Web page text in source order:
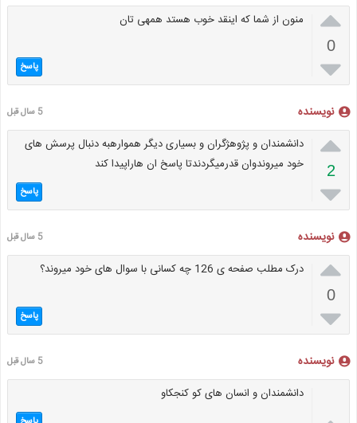

0

منون از شما که اینقد خوب هستد همهی تان
پاسخ
نویسنده 5 سال قبل

2

دانشمندان و پژوهژگران و بسیاری دیگر هموارهبه دنبال پرسش های
خود میروندوان قدرمیگردندتا پاسخ ان هاراپیدا کند
پاسخ
نویسنده 5 سال قبل

0

درک مطلب صفحه ی 126 چه کسانی با سوال های خود میروند؟
پاسخ
نویسنده 5 سال قبل
دانشمندان و انسان های کو کنجکاو